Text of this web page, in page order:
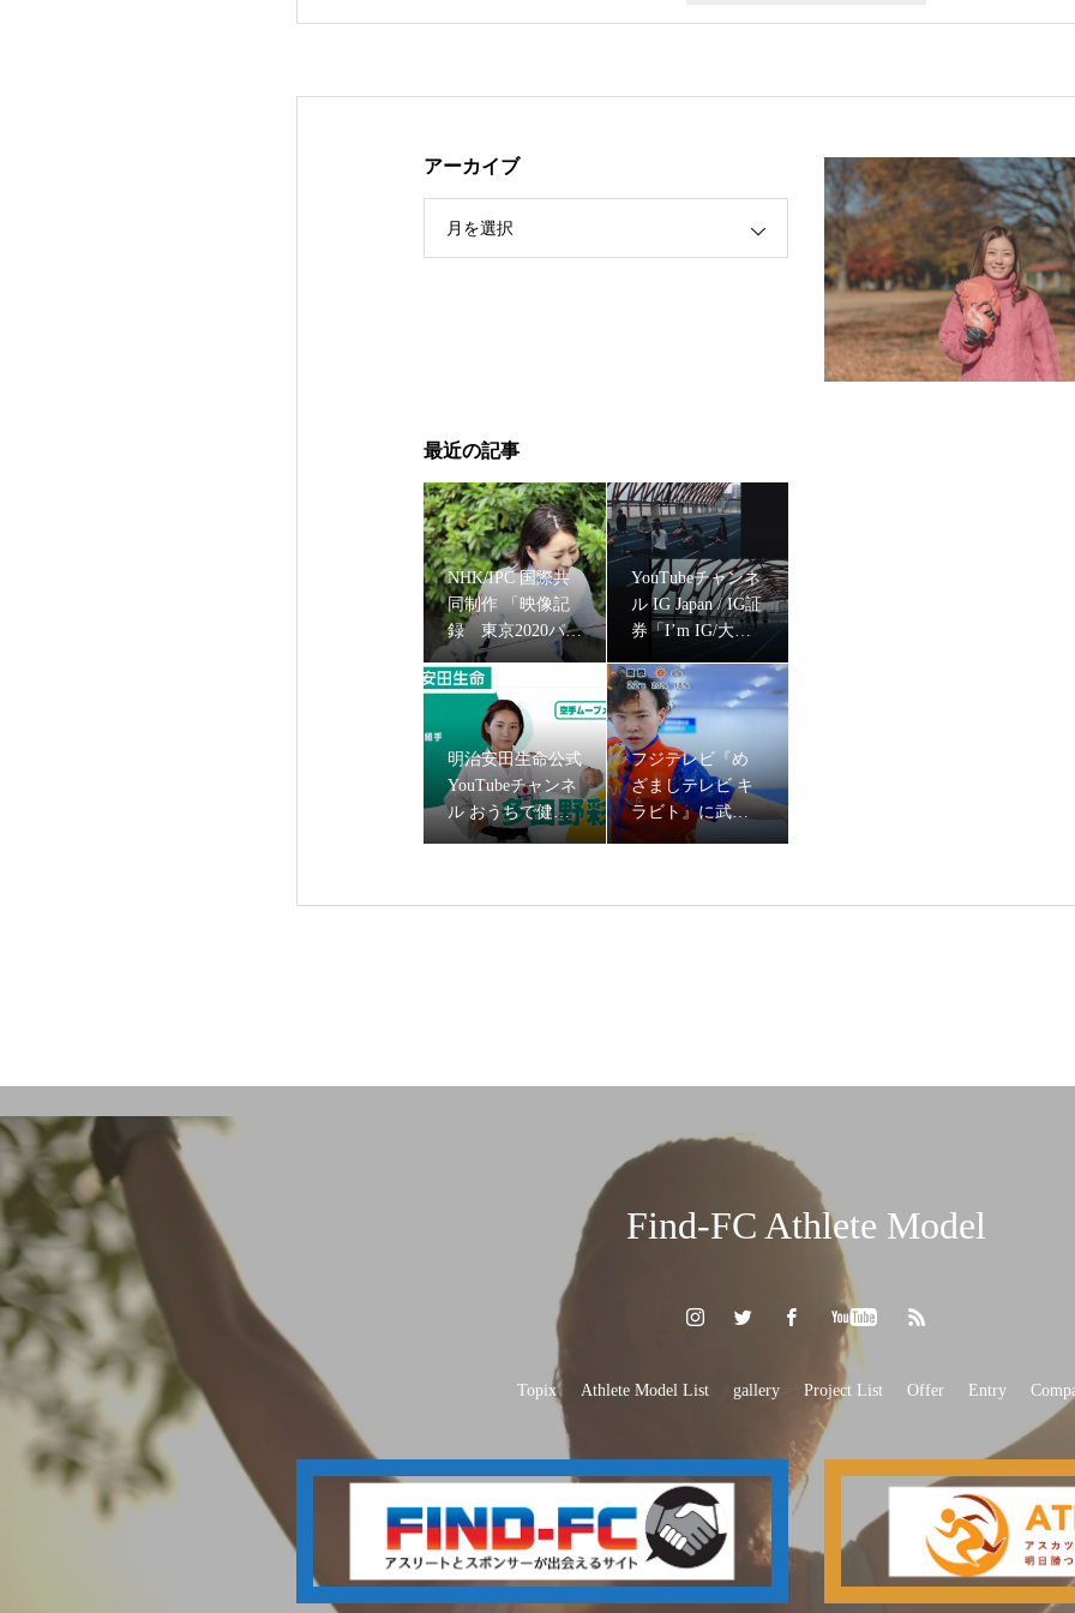
高岡市青年会議所オープン例会『挑戦のすゝめ ～子ども達をありのままに育む～』のパ
消臭剤ブランド『DEOAIR（ディオエア）』のイメージモデルに、スパルタンレーサー 陣
NHK総合テレビ『ニュースウォッチ9』にフェンシングの木村毬乃選手・狩野愛巳選手が
アーカイブ
月を選択
最近の記事
NHK/IPC 国際共
同制作 「映像記
録 東京2020パラ
リンピック」に車
いすフェンシン
グ・河合紫乃選手
が出演
YouTubeチャンネ
ル IG Japan / IG証
券「I’m IG/大迫
ラインスケー
ト・戸取大樹,ウ
ルトラランナー
みゃこ、薬剤師
ランナーなっち
ゃんをキャステ
ィング
明治安田生命公式
YouTubeチャンネ
ル おうちで健活
に空手日本代表・
フジテレビ『め
ざましテレビ キ
ラビト』に武術
太極拳・三船仁
Find-FC Athlete Model
Topix Athlete Model List gallery Project List Offer Entry